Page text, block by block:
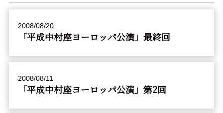
2008/08/20
「平成中村座ヨーロッパ公演」最終回
2008/08/11
「平成中村座ヨーロッパ公演」第2回